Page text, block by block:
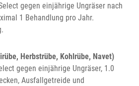
gegen einjährige Ungräser nach
1 Behandlung pro Jahr.
Herbstrübe, Kohlrübe, Navet)
gegen einjährige Ungräser, 1.0
Ausfallgetreide und